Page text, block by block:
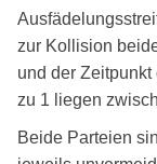
zur Kollision
und der
zu 1 liegen
Beide Parteien